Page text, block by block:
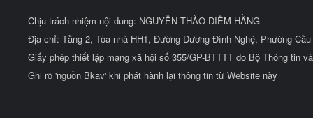
Chịu trách nhiệm nội dung: NGUYỄN THẢO DIỄM HẰNG
Địa chỉ: Tầng 2, Tòa nhà HH1, Đường Dương Đình Nghệ, Phường
Giấy phép thiết lập mạng xã hội số 355/GP-BTTTT do Bộ Thông tin
Ghi rõ 'nguồn Bkav' khi phát hành lại thông tin từ Website này